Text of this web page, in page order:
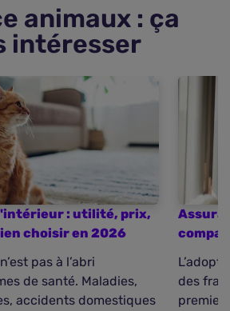
animaux : ça
intéresser
: utilité, prix,
choisir en 2026
pas à l’abri
de santé. Maladies,
accidents domestiques
des